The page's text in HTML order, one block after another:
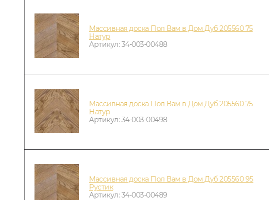
Массивная доска Пол Вам в Дом Дуб 205560 75
Натур
Артикул: 34-003-00488
Массивная доска Пол Вам в Дом Дуб 205560 75
Натур
Артикул: 34-003-00498
Массивная доска Пол Вам в Дом Дуб 205560 95
Рустик
Артикул: 34-003-00489